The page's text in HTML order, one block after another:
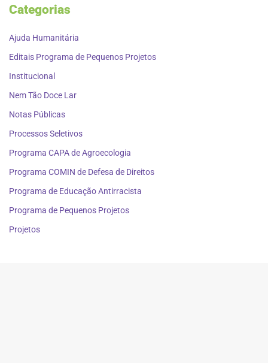
Categorias
Ajuda Humanitária
Editais Programa de Pequenos Projetos
Institucional
Nem Tão Doce Lar
Notas Públicas
Processos Seletivos
Programa CAPA de Agroecologia
Programa COMIN de Defesa de Direitos
Programa de Educação Antirracista
Programa de Pequenos Projetos
Projetos